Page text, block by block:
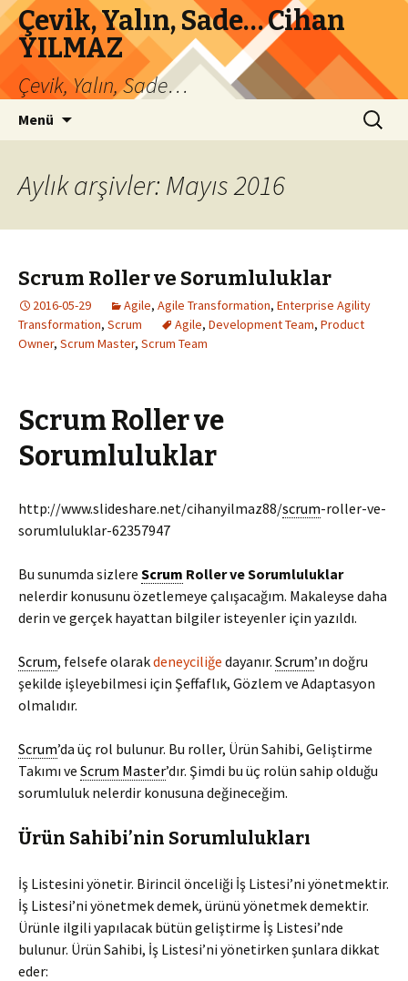
Çevik, Yalın, Sade… Cihan
YILMAZ
Çevik, Yalın, Sade…
Menü Arama:
Aylık arşivler: Mayıs 2016
Scrum Roller ve Sorumluluklar
2016-05-29 Agile, Agile Transformation, Enterprise Agility
Transformation, Scrum Agile, Development Team, Product
Owner, Scrum Master, Scrum Team
Scrum Roller ve
Sorumluluklar
http://www.slideshare.net/cihanyilmaz88/scrum-roller-ve-
sorumluluklar-62357947
Bu sunumda sizlere Scrum Roller ve Sorumluluklar
nelerdir konusunu özetlemeye çalışacağım. Makaleyse daha
derin ve gerçek hayattan bilgiler isteyenler için yazıldı.
Scrum, felsefe olarakdeneyciliğe dayanır. Scrum’ın doğru
şekilde işleyebilmesi için Şeffaflık, Gözlem ve Adaptasyon
olmalıdır.
Scrum’da üç rol bulunur. Bu roller, Ürün Sahibi, Geliştirme
Takımı ve Scrum Master’dır. Şimdi bu üç rolün sahip olduğu
sorumluluk nelerdir konusuna değineceğim.
Ürün Sahibi’nin Sorumlulukları
İş Listesini yönetir. Birincil önceliği İş Listesi’ni yönetmektir.
İş Listesi’ni yönetmek demek, ürünü yönetmek demektir.
Ürünle ilgili yapılacak bütün geliştirme İş Listesi’nde
bulunur. Ürün Sahibi, İş Listesi’ni yönetirken şunlara dikkat
eder: